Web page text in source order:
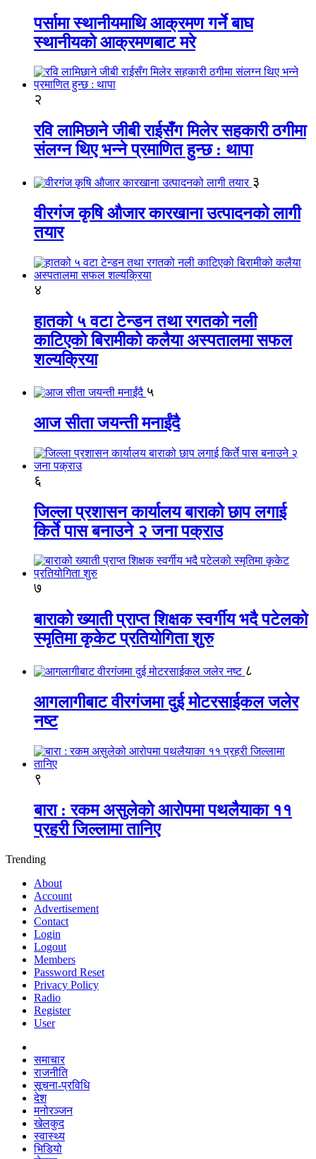
पर्सामा स्थानीयमाथि आक्रमण गर्ने बाघ
स्थानीयको आक्रमणबाट मरे
२
रवि लामिछाने जीबी राईसँग मिलेर सहकारी ठगीमा
संलग्न थिए भन्ने प्रमाणित हुन्छ : थापा
३
वीरगंज कृषि औजार कारखाना उत्पादनको लागी
तयार
४
हातको ५ वटा टेन्डन तथा रगतको नली
काटिएको बिरामीको कलैया अस्पतालमा सफल
शल्यक्रिया
५
आज सीता जयन्ती मनाईंदै
६
जिल्ला प्रशासन कार्यालय बाराको छाप लगाई
किर्ते पास बनाउने २ जना पक्राउ
७
बाराको ख्याती प्राप्त शिक्षक स्वर्गीय भदै पटेलको
स्मृतिमा कृकेट प्रतियोगिता शुरु
८
आगलागीबाट वीरगंजमा दुई मोटरसाईकल जलेर
नष्ट
९
बारा : रकम असुलेको आरोपमा पथलैयाका ११
प्रहरी जिल्लामा तानिए
Trending
About
Account
Advertisement
Contact
Login
Logout
Members
Password Reset
Privacy Policy
Radio
Register
User
समाचार
राजनीति
सूचना-प्रविधि
देश
मनोरञ्जन
खेलकुद
स्वास्थ्य
भिडियो